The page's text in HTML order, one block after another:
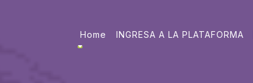
Home INGRESA A LA PLATAFORMA